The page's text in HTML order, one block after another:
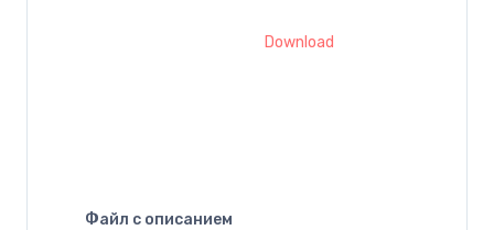
Файл с описанием
Download